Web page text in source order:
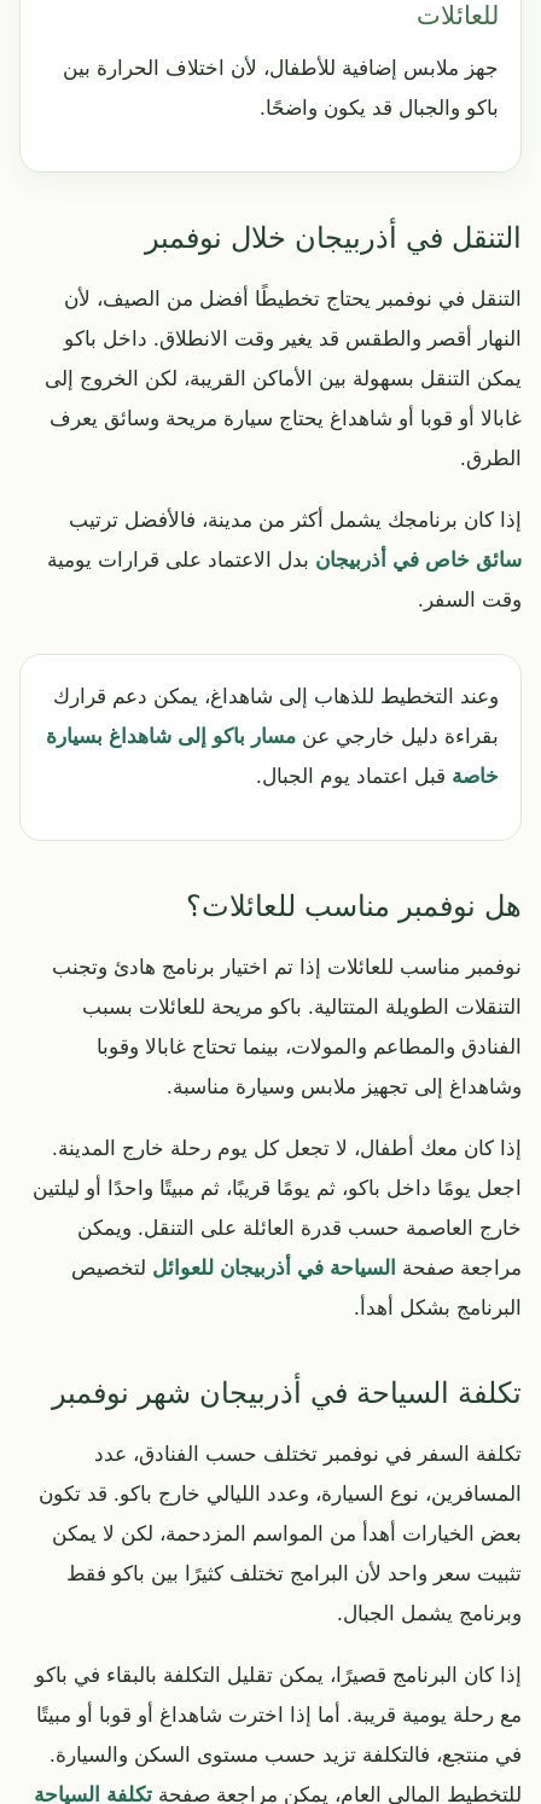
للعائلات
جهز ملابس إضافية للأطفال، لأن اختلاف الحرارة بين
باكو والجبال قد يكون واضحًا.
التنقل في أذربيجان خلال نوفمبر
التنقل في نوفمبر يحتاج تخطيطًا أفضل من الصيف، لأن
النهار أقصر والطقس قد يغير وقت الانطلاق. داخل باكو
يمكن التنقل بسهولة بين الأماكن القريبة، لكن الخروج إلى
غابالا أو قوبا أو شاهداغ يحتاج سيارة مريحة وسائق يعرف
الطرق.
إذا كان برنامجك يشمل أكثر من مدينة، فالأفضل ترتيب
سائق خاص في أذربيجان بدل الاعتماد على قرارات يومية
وقت السفر.
وعند التخطيط للذهاب إلى شاهداغ، يمكن دعم قرارك
بقراءة دليل خارجي عن مسار باكو إلى شاهداغ بسيارة
خاصة قبل اعتماد يوم الجبال.
هل نوفمبر مناسب للعائلات؟
نوفمبر مناسب للعائلات إذا تم اختيار برنامج هادئ وتجنب
التنقلات الطويلة المتتالية. باكو مريحة للعائلات بسبب
الفنادق والمطاعم والمولات، بينما تحتاج غابالا وقوبا
وشاهداغ إلى تجهيز ملابس وسيارة مناسبة.
إذا كان معك أطفال، لا تجعل كل يوم رحلة خارج المدينة.
اجعل يومًا داخل باكو، ثم يومًا قريبًا، ثم مبيتًا واحدًا أو ليلتين
خارج العاصمة حسب قدرة العائلة على التنقل. ويمكن
مراجعة صفحة السياحة في أذربيجان للعوائل لتخصيص
البرنامج بشكل أهدأ.
تكلفة السياحة في أذربيجان شهر نوفمبر
تكلفة السفر في نوفمبر تختلف حسب الفنادق، عدد
المسافرين، نوع السيارة، وعدد الليالي خارج باكو. قد تكون
بعض الخيارات أهدأ من المواسم المزدحمة، لكن لا يمكن
تثبيت سعر واحد لأن البرامج تختلف كثيرًا بين باكو فقط
وبرنامج يشمل الجبال.
إذا كان البرنامج قصيرًا، يمكن تقليل التكلفة بالبقاء في باكو
مع رحلة يومية قريبة. أما إذا اخترت شاهداغ أو قوبا أو مبيتًا
في منتجع، فالتكلفة تزيد حسب مستوى السكن والسيارة.
للتخطيط المالي العام، يمكن مراجعة صفحة تكلفة السياحة